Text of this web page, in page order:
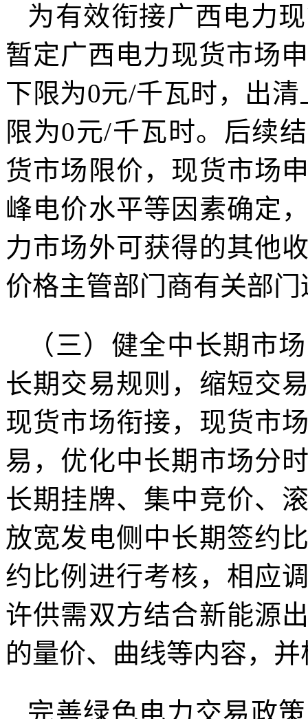
为有效衔接广西电力
暂定广西电力现货市场
下限为0元/千瓦时，出
限为0元/千瓦时。后续
货市场限价，现货市场
峰电价水平等因素确定
力市场外可获得的其他
价格主管部门商有关部
（三）健全中长期市
长期交易规则，缩短交
现货市场衔接，现货市
易，优化中长期市场分
长期挂牌、集中竞价、
放宽发电侧中长期签约
约比例进行考核，相应
许供需双方结合新能源
的量价、曲线等内容，
完善绿色电力交易政